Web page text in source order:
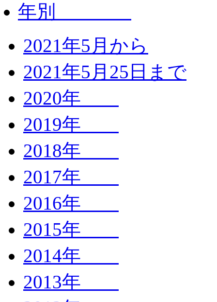
年別
2021年5月から
2021年5月25日まで
2020年
2019年
2018年
2017年
2016年
2015年
2014年
2013年